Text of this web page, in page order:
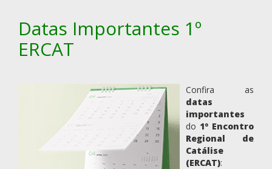
Datas Importantes 1º
ERCAT
Confira as
datas
importantes
do 1º Encontro
Regional de
Catálise
(ERCAT):